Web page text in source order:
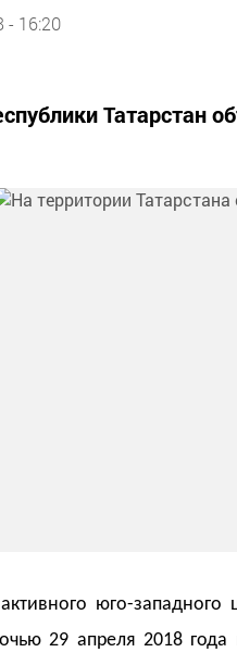
- 16:20
Татарстан
юго-западного
29 апреля 2018